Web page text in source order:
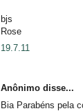
bjs
Rose
19.7.11
Anônimo disse...
Bia Parabéns pela